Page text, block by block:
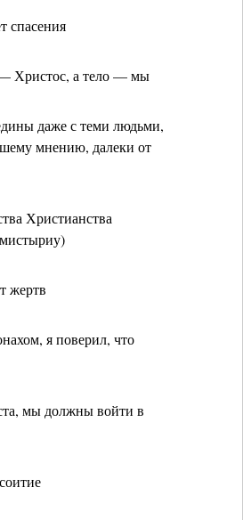
спасения
Христос, а тело — мы
даже с теми людьми,
мнению, далеки от
Христианства
жертв
я поверил, что
мы должны войти в